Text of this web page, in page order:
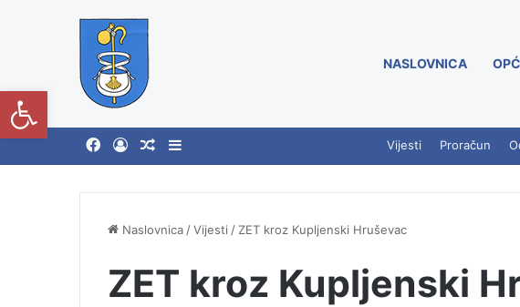
NASLOVNICA
Vijesti Proračun
Naslovnica /Vijesti / ZET kroz Kupljenski Hruševac
ZET kroz Kupljenski
Open toolbar